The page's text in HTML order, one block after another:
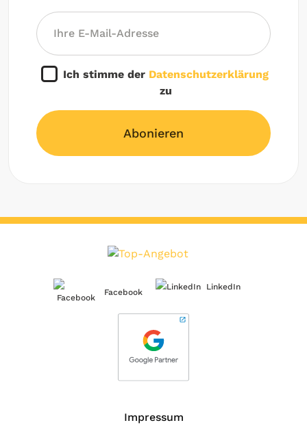
Ich stimme der Datenschutzerklärung
zu
Abonieren
Facebook
LinkedIn
Impressum